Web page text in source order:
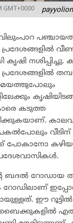
GMT+0000
കൃഷി നശിപ്പിച്ചു.
കടുത്ത
വീടിന്
പോകാനോ
ബദൽ റോഡായ
റോഡിലാണ്
ഈ റൂട്ടിൽ
ബൈക്കുകളിൽ